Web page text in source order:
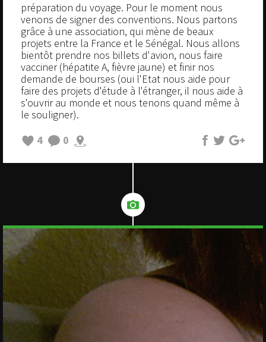
préparation du voyage. Pour le moment nous
venons de signer des conventions. Nous partons
grâce à une association, qui mène de beaux
projets entre la France et le Sénégal. Nous allons
bientôt prendre nos billets d'avion, nous faire
vacciner (hépatite A, fièvre jaune) et finir nos
demande de bourses (oui l'Etat nous aide pour
faire des projets d'étude à l'étranger, il nous aide à
s'ouvrir au monde et nous tenons quand même à
le souligner).
4
0